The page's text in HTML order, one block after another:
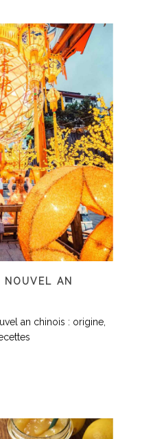
AN
an chinois : origine,